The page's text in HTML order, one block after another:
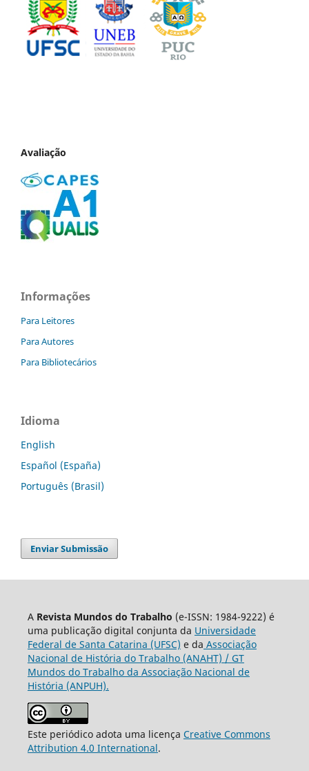
Avaliação
Informações
Para Leitores
Para Autores
Para Bibliotecários
Idioma
English
Español (España)
Português (Brasil)
Enviar Submissão
A Revista Mundos do Trabalho (e-ISSN: 1984-9222) é
uma publicação digital conjunta da Universidade
Federal de Santa Catarina (UFSC) e da Associação
Nacional de História do Trabalho (ANAHT) / GT
Mundos do Trabalho da Associação Nacional de
História (ANPUH).
Este periódico adota uma licença Creative Commons
Attribution 4.0 International.